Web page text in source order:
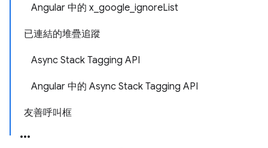
Angular 中的 x_google_ignoreList
已連結的堆疊追蹤
Async Stack Tagging API
Angular 中的 Async Stack Tagging API
友善呼叫框